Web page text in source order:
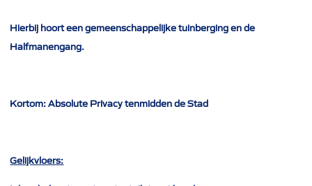
Hierbij hoort een gemeenschappelijke tuinberging en de
Halfmanengang.
Kortom: Absolute Privacy tenmidden de Stad
Gelijkvloers: